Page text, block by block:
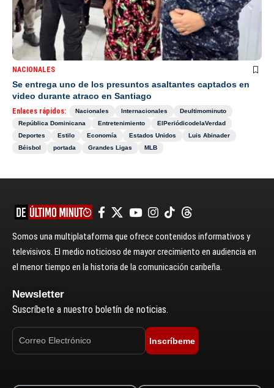
NACIONALES
Se entrega uno de los presuntos asaltantes captados en
video durante atraco en Santiago
Enlaces rápidos: Nacionales Internacionales
Deultimominuto
República Dominicana
Entretenimiento
ElPeriódicodelaVerdad
Deportes
Estilo Economía Estados Unidos
Luis Abinader
Béisbol
portada Grandes Ligas MLB
Somos una multiplataforma que ofrece contenidos informativos y
televisivos. El medio noticioso de mayor crecimiento en audiencia en
el menor tiempo en la historia de la comunicación caribeña.
Newsletter
Suscríbete a nuestro boletín de noticias.
Inscríbeme